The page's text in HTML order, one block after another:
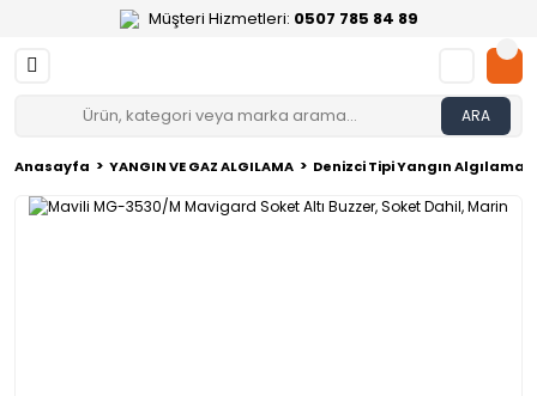
Müşteri Hizmetleri: 0507 785 84 89
ARA
Anasayfa YANGIN VE GAZ ALGILAMA Denizci Tipi Yangın Algılama